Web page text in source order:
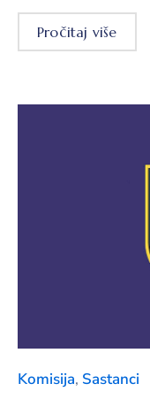
Pročitaj više
Komisija, Sastanci